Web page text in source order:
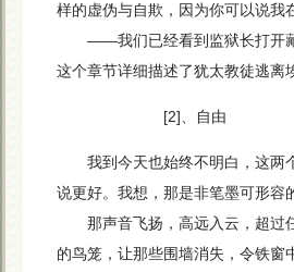
样的虚伪与自欺，因为你可以说我
——我们已经看到监狱长打开藏
这个章节详细描述了犹太教徒逃离
[2]、自由
我到今天也始终不明白，这两
说更好。我想，那是非笔墨可形容
那声音飞扬，高远入云，超过
的鸟笼，让那些围墙消失，令铁窗